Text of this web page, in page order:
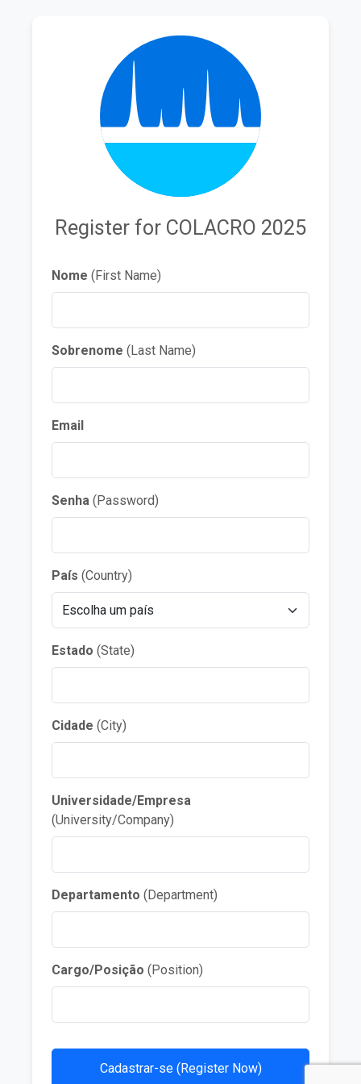
Register for COLACRO 2025
Nome (First Name)
Sobrenome (Last Name)
Email
Senha (Password)
País (Country)
Estado (State)
Cidade (City)
Universidade/Empresa
(University/Company)
Departamento (Department)
Cargo/Posição (Position)
Cadastrar-se (Register Now)